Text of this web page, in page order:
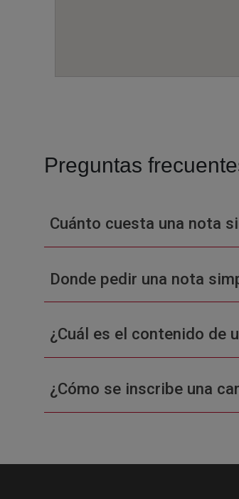
Preguntas
Cuánto cuesta una nota
Donde pedir una nota
¿Cuál es el contenido de
¿Cómo se inscribe una